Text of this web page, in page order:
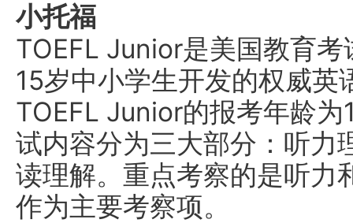
小托福
TOEFL Junior是美国教育
15岁中小学生开发的权威
TOEFL Junior的报考年龄
试内容分为三大部分：听力
读理解。重点考察的是听力
作为主要考察项。